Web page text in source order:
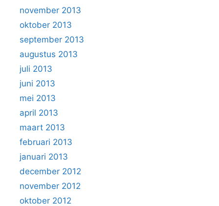
november 2013
oktober 2013
september 2013
augustus 2013
juli 2013
juni 2013
mei 2013
april 2013
maart 2013
februari 2013
januari 2013
december 2012
november 2012
oktober 2012